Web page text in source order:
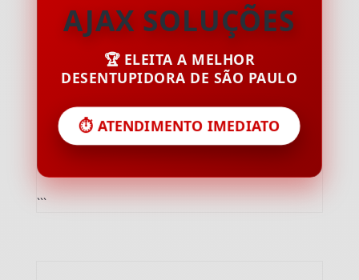
AJAX SOLUÇÕES
🏆 ELEITA A MELHOR
DESENTUPIDORA DE SÃO PAULO
⏱️ ATENDIMENTO IMEDIATO
```